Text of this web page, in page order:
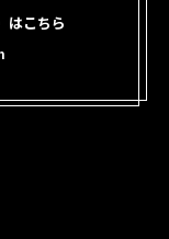
はこちら